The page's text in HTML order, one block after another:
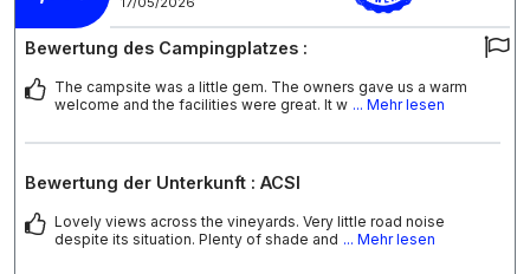
Bewertung des Campingplatzes :
The campsite was a little gem. The owners gave us a warm
welcome and the facilities were great. It w ... Mehr lesen
Bewertung der Unterkunft : ACSI
Lovely views across the vineyards. Very little road noise
despite its situation. Plenty of shade and ... Mehr lesen